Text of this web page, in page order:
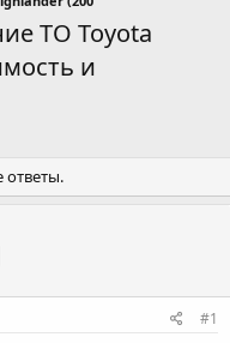
ТО Toyota
и
ответы.
#1